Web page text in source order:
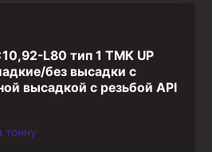
L80 тип 1 ТМК UP
без высадки с
высадкой с резьбой API
тонну